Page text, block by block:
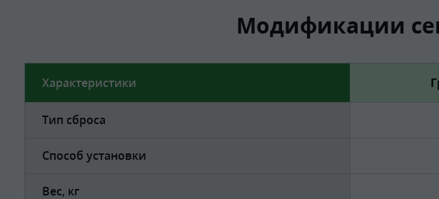
Модификации
Характеристики
Тип сброса
Способ установки
Вес, кг